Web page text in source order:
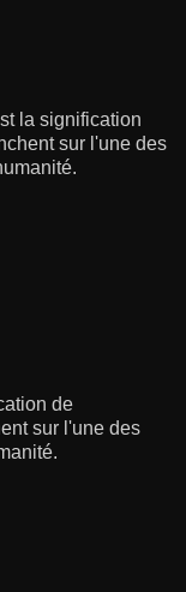
la signification
sur l'une des
de
sur l'une des